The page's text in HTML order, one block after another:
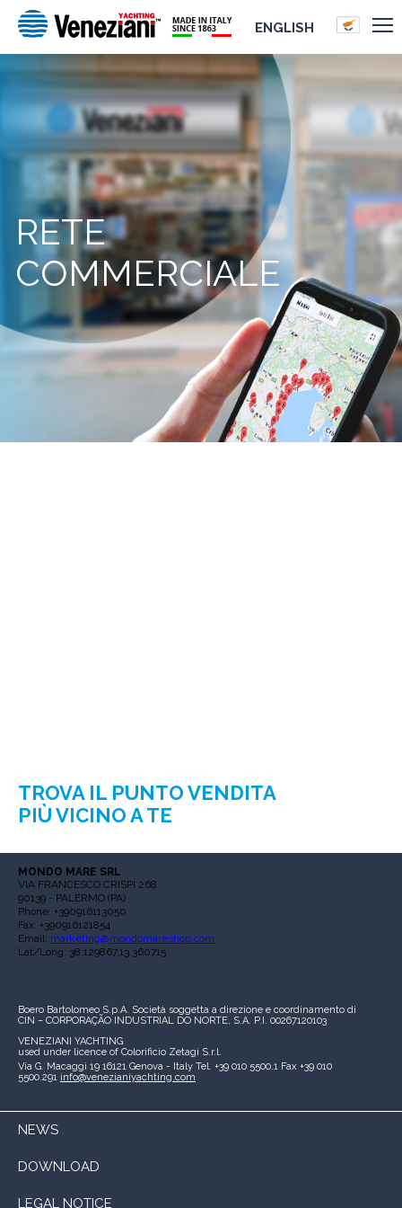
ENGLISH
RETE
COMMERCIALE
TROVA IL PUNTO VENDITA
PIÙ VICINO A TE
MONDO MARE SRL
VIA FRANCESCO CRISPI 268
90139 - PALERMO (PA)
Phone: +390916113050
Fax: +390916121854
Email: marketing@mondomareshop.com
Lat/Long: 38.129867,13.360715
Boero Bartolomeo S.p.A. Società soggetta a direzione e coordinamento di
CIN – CORPORAÇÃO INDUSTRIAL DO NORTE, S.A. P.I. 00267120103
VENEZIANI YACHTING
used under licence of Colorificio Zetagi S.r.l.
Via G. Macaggi 19 16121 Genova - Italy Tel. +39 010 5500.1 Fax +39 010
5500.291 info@venezianiyachting.com
NEWS
DOWNLOAD
LEGAL NOTICE